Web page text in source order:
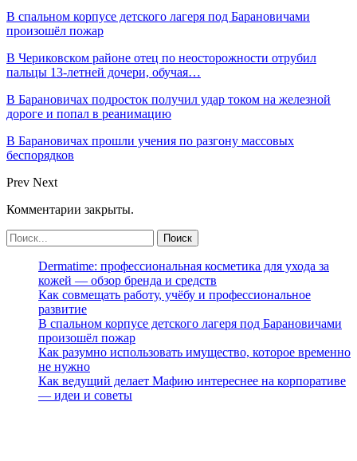
В спальном корпусе детского лагеря под Барановичами
произошёл пожар
В Чериковском районе отец по неосторожности отрубил
пальцы 13-летней дочери, обучая…
В Барановичах подросток получил удар током на железной
дороге и попал в реанимацию
В Барановичах прошли учения по разгону массовых
беспорядков
Prev Next
Комментарии закрыты.
Dermatime: профессиональная косметика для ухода за
кожей — обзор бренда и средств
Как совмещать работу, учёбу и профессиональное
развитие
В спальном корпусе детского лагеря под Барановичами
произошёл пожар
Как разумно использовать имущество, которое временно
не нужно
Как ведущий делает Мафию интереснее на корпоративе
— идеи и советы